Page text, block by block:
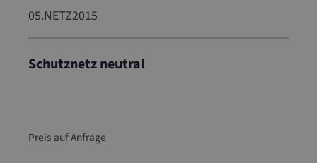
05.NETZ2015
Schutznetz neutral
Preis auf Anfrage